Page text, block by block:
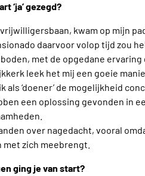
‘ja’ gezegd?
kwam op mijn
daarvoor volop tijd zou
met de opgedane
leek het mij een goeie
als ‘doener’ de mogelijkheid
een oplossing gevonden in
over nagedacht, vooral
zich meebrengt.
ging je van start?